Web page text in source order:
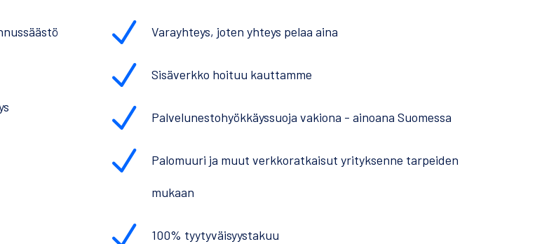
N Varayhteys, joten yhteys pelaa aina
N Sisäverkko hoituu kauttamme
N Palvelunestohyökkäyssuoja vakiona - ainoana Suomessa
N Palomuuri ja muut verkkoratkaisut yrityksenne tarpeiden
mukaan
N 100% tyytyväisyystakuu